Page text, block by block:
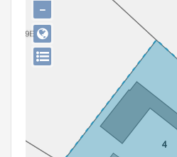
Downloads
Hergebruik
−